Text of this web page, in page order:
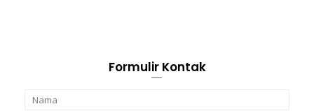
Formulir Kontak